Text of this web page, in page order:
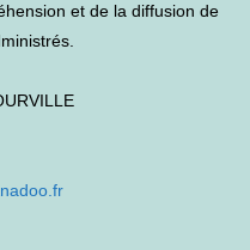
et de la diffusion de